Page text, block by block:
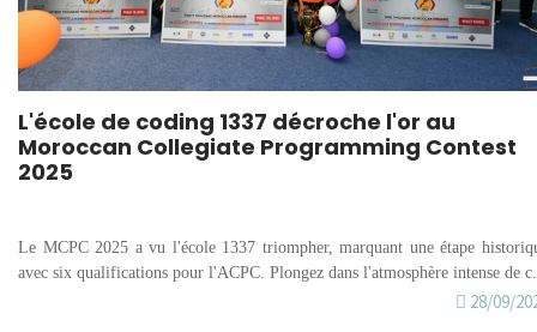
L'école de coding 1337 décroche l'or au
Moroccan Collegiate Programming Contest
2025
Le MCPC 2025 a vu l'école 1337 triompher, marquant une étape
avec six qualifications pour l'ACPC. Plongez dans l'atmosphère intense de
28/09/